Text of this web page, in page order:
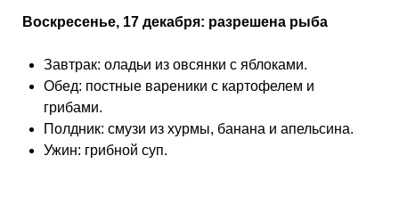
Воскресенье, 17 декабря: разрешена рыба
Завтрак: оладьи из овсянки с яблоками.
Обед: постные вареники с картофелем и
грибами.
Полдник: смузи из хурмы, банана и апельсина.
Ужин: грибной суп.